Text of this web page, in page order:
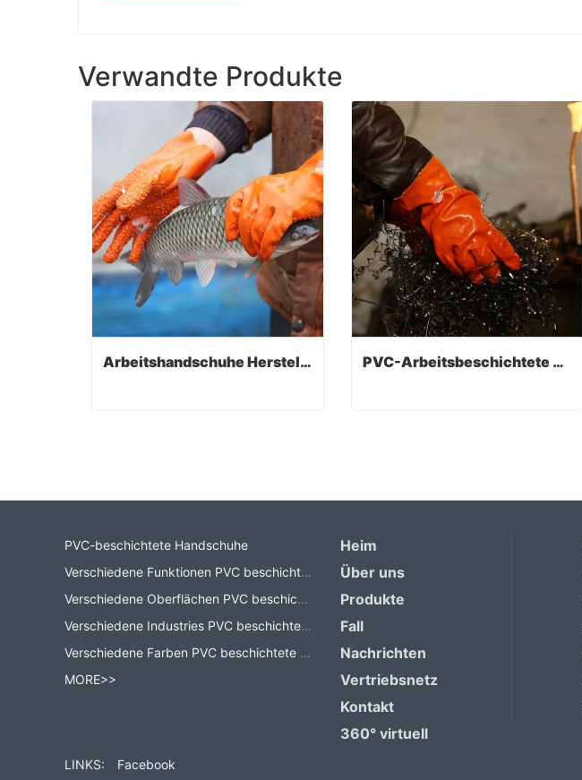
Verwandte Produkte
Arbeitshandschuhe Hersteller PVC-Arbeitsbeschichtete Handschuhe
PVC-beschichtete Handschuhe
Verschiedene Funktionen PVC beschichtete Handschuhe
Verschiedene Oberflächen PVC beschichtete Handschuhe
Verschiedene Industries PVC beschichtete Handschuhe
Verschiedene Farben PVC beschichtete Handschuhe
MORE>>
Heim
Über uns
Produkte
Fall
Nachrichten
Vertriebsnetz
Kontakt
360° virtuell
LINKS: Facebook